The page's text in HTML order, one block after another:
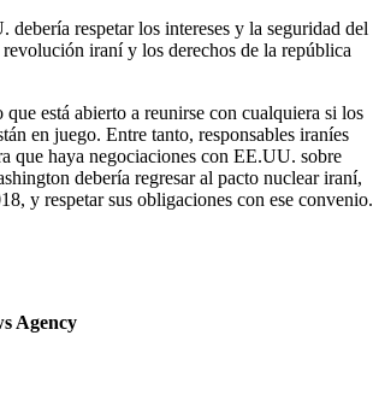
debería respetar los intereses y la seguridad del
iraní y los derechos de la república
está abierto a reunirse con cualquiera si los
en juego. Entre tanto, responsables iraníes
que haya negociaciones con EE.UU. sobre
debería regresar al pacto nuclear iraní,
y respetar sus obligaciones con ese convenio.
Agency